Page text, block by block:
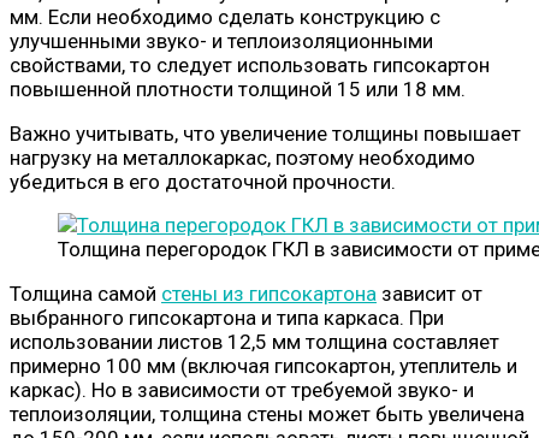
мм. Если необходимо сделать конструкцию с
улучшенными звуко- и теплоизоляционными
свойствами, то следует использовать гипсокартон
повышенной плотности толщиной 15 или 18 мм.
Важно учитывать, что увеличение толщины повышает
нагрузку на металлокаркас, поэтому необходимо
убедиться в его достаточной прочности.
Толщина перегородок ГКЛ в зависимости от
Толщина самой стены из гипсокартона зависит от
выбранного гипсокартона и типа каркаса. При
использовании листов 12,5 мм толщина составляет
примерно 100 мм (включая гипсокартон, утеплитель и
каркас). Но в зависимости от требуемой звуко- и
теплоизоляции, толщина стены может быть увеличена